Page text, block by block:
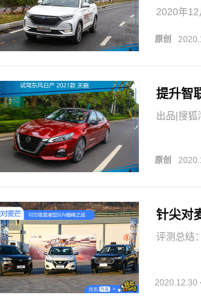
2020年
次上市新
原创
提升智
出品|搜狐
原创
针尖对
评测总结
…
2020.12.30 ·